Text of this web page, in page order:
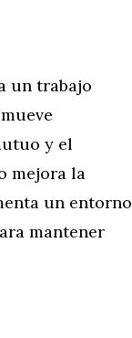
un trabajo
y el
mejora la
un entorno
mantener